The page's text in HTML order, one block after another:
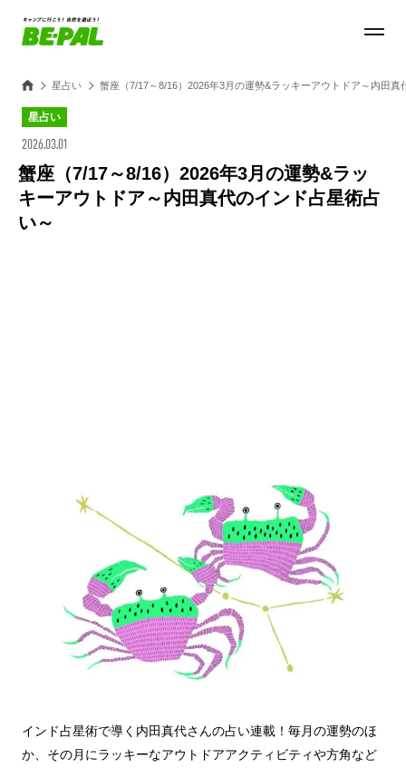
星占い 蟹座（7/17～8/16）2026年3月の運勢&ラッキーアウトドア～内田真
星占い
2026.03.01
蟹座（7/17～8/16）2026年3月の運勢&ラッ
キーアウトドア～内田真代のインド占星術占
い～
インド占星術で導く内田真代さんの占い連載！毎月の運勢のほ
か、その月にラッキーなアウトドアアクティビティや方角など